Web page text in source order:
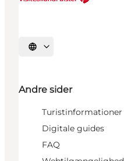
Vælg sprog
Andre sider
Turistinformationer
Digitale guides
FAQ